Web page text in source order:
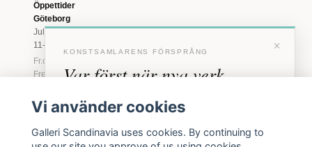
Öppettider
Göteborg
Juli: Tis 11-18 · Lör
11-16
Fr.o.m. augusti: Tis-
Fre 11-18 · Lör 11-
Marstrand
2026
×
KONSTSAMLARENS FÖRSPRÅNG
Var först när nya verk
anländer
inbjudningar till vernissage, innan vi annonserar
Vi använder cookies
Galleri Scandinavia uses cookies. By continuing to